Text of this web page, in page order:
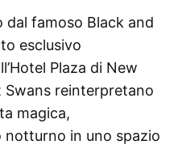
dal famoso Black and
esclusivo
Plaza di New
Swans reinterpretano
magica,
in uno spazio